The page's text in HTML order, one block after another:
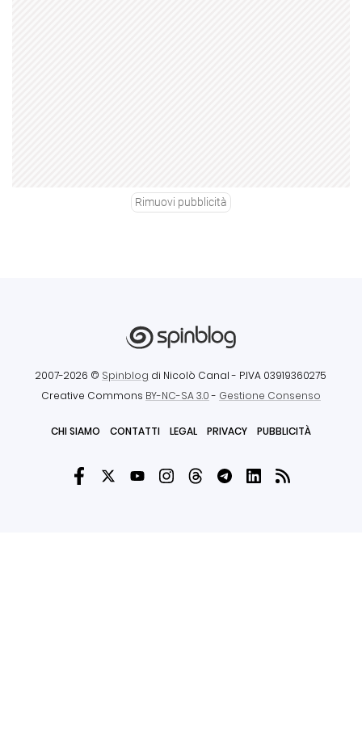
Rimuovi pubblicità
2007-2026 © Spinblog di Nicolò Canal - P.IVA 03919360275
Creative Commons BY-NC-SA 3.0- Gestione Consenso
CHI SIAMO CONTATTI LEGAL PRIVACY PUBBLICITÀ